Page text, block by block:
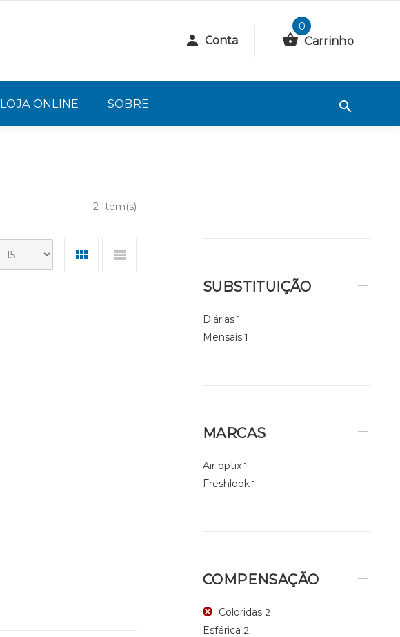
Conta
0
Carrinho
LOJA ONLINE SOBRE
2 Item(s)
SUBSTITUIÇÃO
Diárias 1
Mensais 1
MARCAS
Air optix 1
Freshlook 1
COMPENSAÇÃO
Coloridas 2
Esférica 2